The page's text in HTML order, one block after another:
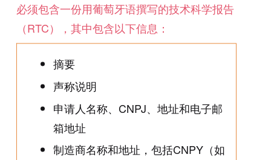
必须包含一份用葡萄牙语撰写的技术科学报告
（RTC），其中包含以下信息：
摘要
声称说明
申请人名称、CNPJ、地址和电子邮
箱地址
制造商名称和地址，包括CNPY（如